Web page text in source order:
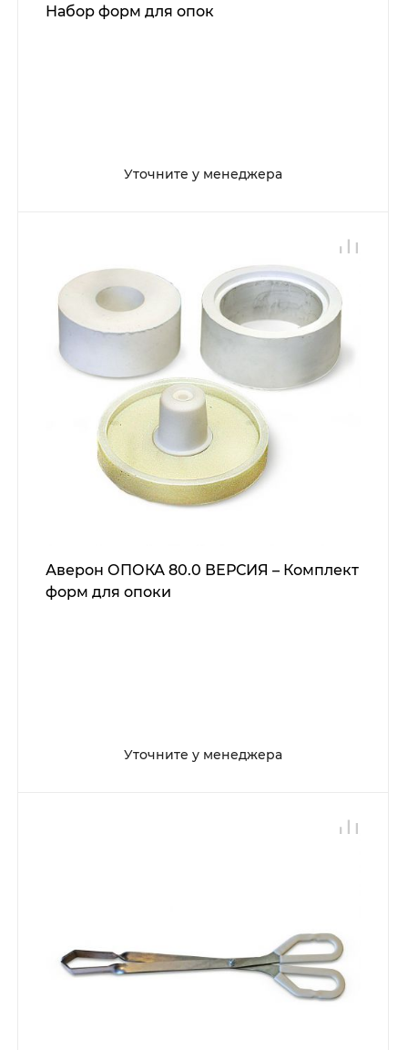
Набор форм для опок
Уточните у менеджера
Аверон ОПОКА 80.0 ВЕРСИЯ – Комплект
форм для опоки
Уточните у менеджера